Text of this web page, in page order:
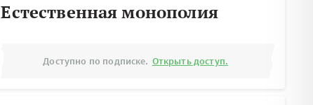
Естественная монополия
Доступно по подписке. Открыть доступ.